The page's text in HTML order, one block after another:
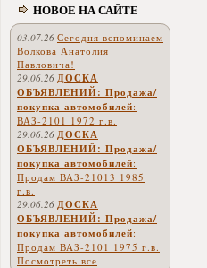
НОВОЕ НА САЙТЕ
03.07.26 Сегодня вспоминаем
Волкова Анатолия
Павловича!
29.06.26 ДОСКА
ОБЪЯВЛЕНИЙ: Продажа/
покупка автомобилей:
ВАЗ-2101 1972 г.в.
29.06.26 ДОСКА
ОБЪЯВЛЕНИЙ: Продажа/
покупка автомобилей:
Продам ВАЗ-21013 1985
г.в.
29.06.26 ДОСКА
ОБЪЯВЛЕНИЙ: Продажа/
покупка автомобилей:
Продам ВАЗ-2101 1975 г.в.
Посмотреть все